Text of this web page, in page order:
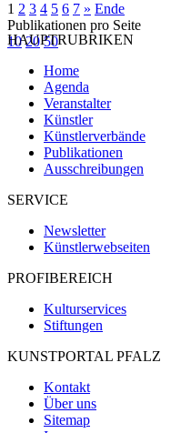
1 2 3 4 5 6 7 » Ende
Publikationen pro Seite
10 20 50
HAUPTRUBRIKEN
Home
Agenda
Veranstalter
Künstler
Künstlerverbände
Publikationen
Ausschreibungen
SERVICE
Newsletter
Künstlerwebseiten
PROFIBEREICH
Kulturservices
Stiftungen
KUNSTPORTAL PFALZ
Kontakt
Über uns
Sitemap